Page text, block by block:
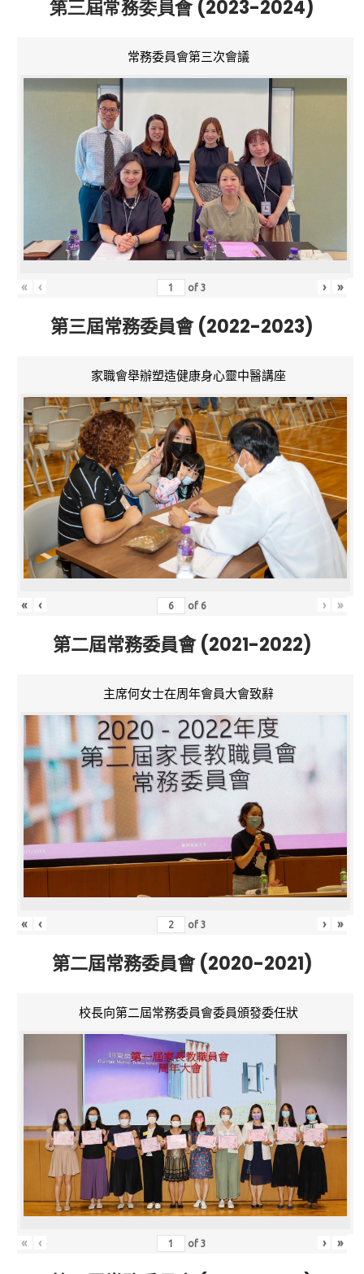
第三屆常務委員會 (2023-2024)
常務委員會第三次會議
« ‹ of3 › »
第三屆常務委員會 (2022-2023)
家職會舉辦塑造健康身心靈中醫講座
« ‹ of 6 › »
第二屆常務委員會 (2021-2022)
主席何女士在周年會員大會致辭
« ‹ of3 › »
第二屆常務委員會 (2020-2021)
校長向第二屆常務委員會委員頒發委任狀
« ‹ of3 › »